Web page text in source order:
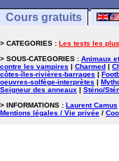
Cours gratuits
> CATEGORIES : Les tests les
> SOUS-CATEGORIES : Animaux
contre les vampires | Charmed |
côtes-îles-rivières-barrages |
oeuvres-solfège-interprètes |
Seigneur des anneaux | Sténo/
> INFORMATIONS : Laurent Camus
Mentions légales / Vie privée /